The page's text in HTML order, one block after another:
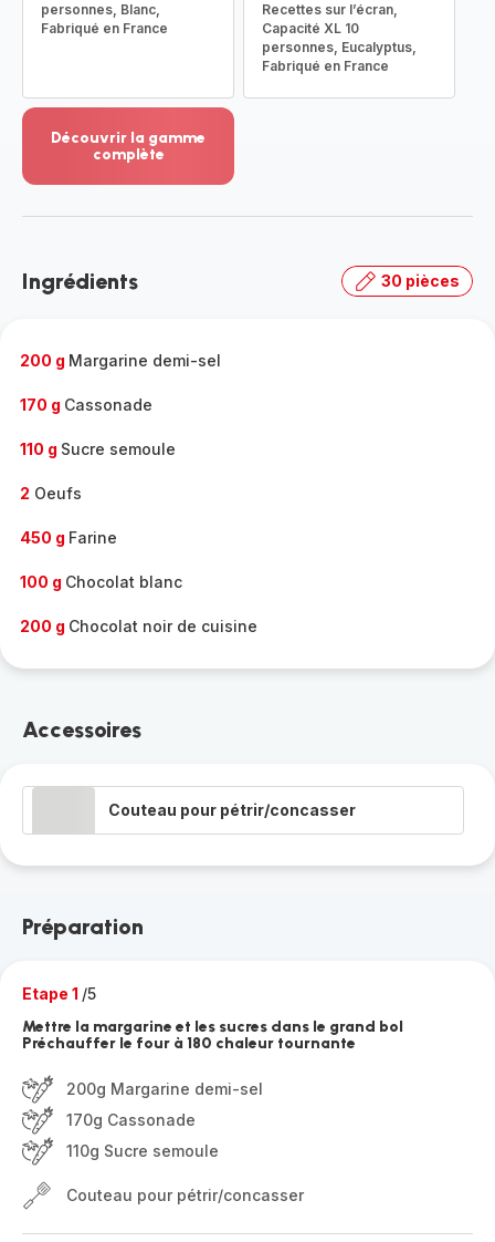
personnes, Blanc,
Fabriqué en France
Recettes sur l’écran,
Capacité XL 10
personnes, Eucalyptus,
Fabriqué en France
Découvrir la gamme
complète
-
gamme
Ingrédients 30 pièces
200 g Margarine demi-sel
170 g Cassonade
110 g Sucre semoule
2 Oeufs
450 g Farine
100 g Chocolat blanc
200 g Chocolat noir de cuisine
Accessoires
Couteau pour pétrir/concasser
Préparation
Etape 1 /5
Mettre la margarine et les sucres dans le grand bol
Préchauffer le four à 180 chaleur tournante
200g Margarine demi-sel
170g Cassonade
110g Sucre semoule
Couteau pour pétrir/concasser